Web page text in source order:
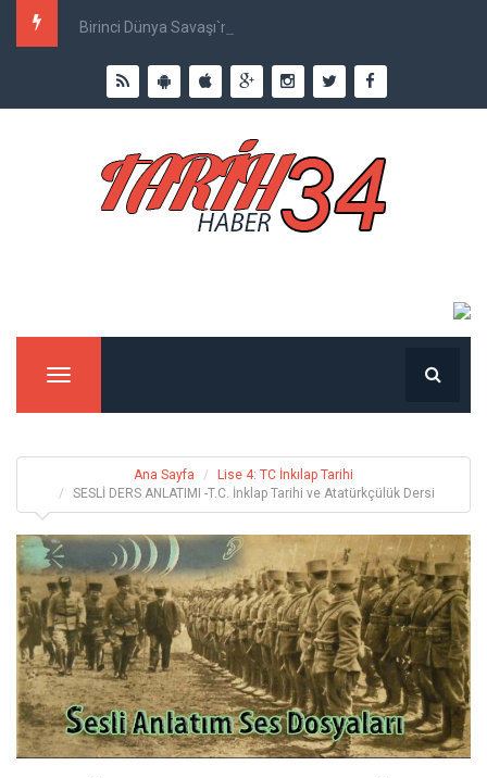
Birinci Dünya Savaşı`nda Ne Kadar İnsan Öldü?
Menu
Ana Sayfa
Lise 4: TC İnkılap Tarihi
SESLİ DERS ANLATIMI -T.C. İnklap Tarihi ve Atatürkçülük Dersi